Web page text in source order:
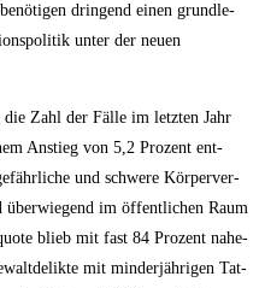
drin­gend einen grund­le­
unter der neu­en
Zahl der Fäl­le im letz­ten Jahr
Anstieg von 5,2 Pro­zent ent­
und schwe­re Kör­per­ver­
im öffent­li­chen Raum
blieb mit fast 84 Pro­zent nahe­
mit min­der­jäh­ri­gen Tat­